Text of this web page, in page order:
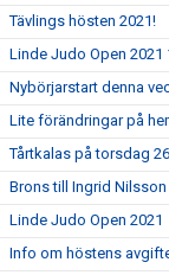
Tävlings hösten 2021!
Linde Judo Open 2021
Nybörjarstart denna
Lite förändringar på
Tårtkalas på torsdag
Brons till Ingrid
Linde Judo Open 2021
Info om höstens